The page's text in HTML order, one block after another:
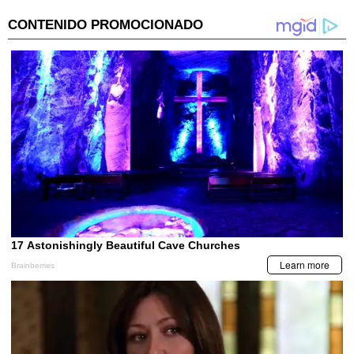
minutes,
0